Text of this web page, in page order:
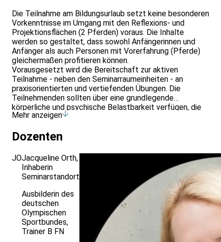
Die Teilnahme am Bildungsurlaub setzt keine besonderen
Vorkenntnisse im Umgang mit den Reflexions- und
Projektionsflächen (2 Pferden) voraus. Die Inhalte
werden so gestaltet, dass sowohl Anfängerinnen und
Anfänger als auch Personen mit Vorerfahrung (Pferde)
gleichermaßen profitieren können.
Vorausgesetzt wird die Bereitschaft zur aktiven
Teilnahme - neben den Seminarraumeinheiten - an
praxisorientierten und vertiefenden Übungen. Die
Teilnehmenden sollten über eine grundlegende
körperliche und psychische Belastbarkeit verfügen, die
eine Teilnahme an leichten körperlichen Aktivitäten in der
Bewegungsabläufe).
Mehr anzeigen
Dozenten
JOJacqueline Orth,
Inhaberin
Seminarstandort
Ausbilderin des
deutschen
Olympischen
Sportbundes,
Trainer B FN